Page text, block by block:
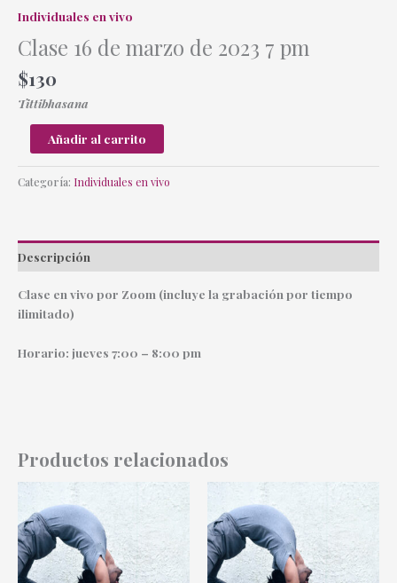
Individuales en vivo
Clase 16 de marzo de 2023 7 pm
$130
Tittibhasana
Añadir al carrito
Categoría: Individuales en vivo
Descripción
Clase en vivo por Zoom (incluye la grabación por tiempo
ilimitado)
Horario: jueves 7:00 – 8:00 pm
Productos relacionados